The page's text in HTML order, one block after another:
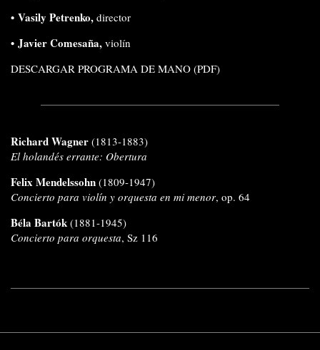
• Vasily Petrenko, director
• Javier Comesaña, violín
DESCARGAR PROGRAMA DE MANO (PDF)
Richard Wagner (1813-1883)
El holandés errante: Obertura
Felix Mendelssohn (1809-1947)
Concierto para violín y orquesta en mi menor, op. 64
Béla Bartók (1881-1945)
Concierto para orquesta, Sz 116